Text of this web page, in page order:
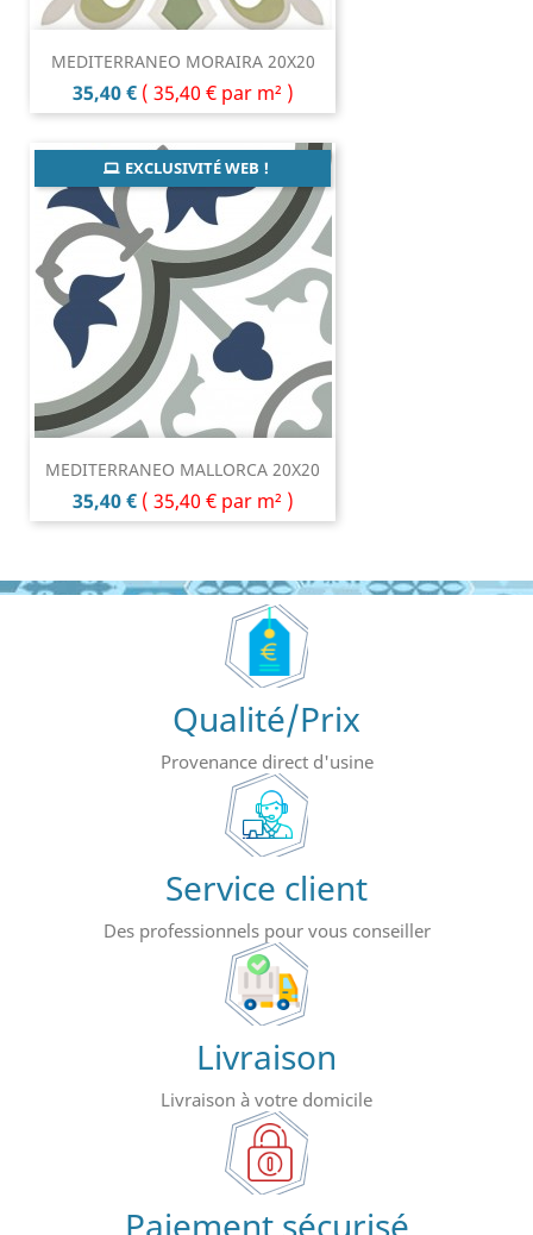
MEDITERRANEO MORAIRA 20X20
Prix
35,40 € ( 35,40 € par m² )
MEDITERRANEO MALLORCA 20X20
Prix
35,40 € ( 35,40 € par m² )
EXCLUSIVITÉ WEB !
Qualité/Prix
Provenance direct d'usine
Service client
Des professionnels pour vous conseiller
Livraison
Livraison à votre domicile
Paiement sécurisé